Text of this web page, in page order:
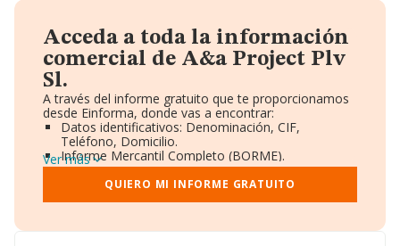
Acceda a toda la información
comercial de A&a Project Plv
Sl.
A través del informe gratuito que te proporcionamos
desde Einforma, donde vas a encontrar:
Datos identificativos: Denominación, CIF,
Teléfono, Domicilio.
Informe Mercantil Completo (BORME).
Gráficos de Evolución Ventas y Empleados.
Consejo de Administración y Administradores.
Directivos y Ejecutivos.
Ver más
QUIERO MI INFORME GRATUITO